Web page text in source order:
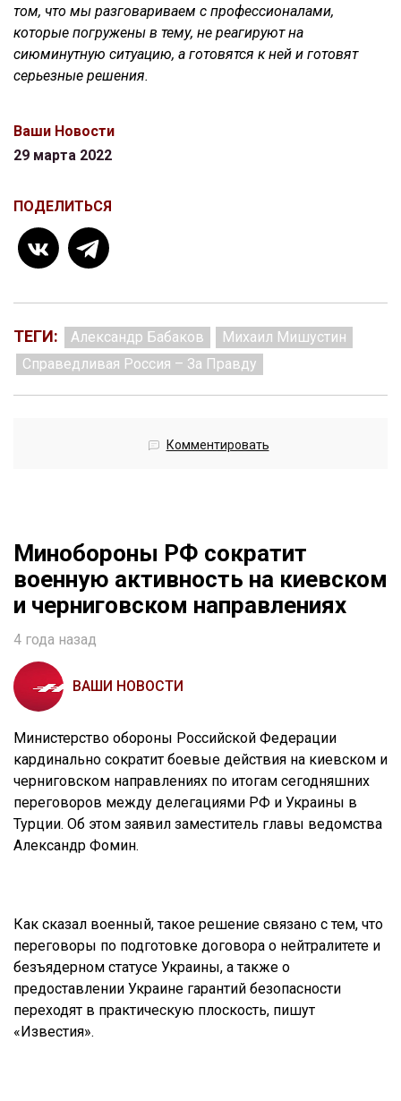
том, что мы разговариваем с профессионалами,
которые погружены в тему, не реагируют на
сиюминутную ситуацию, а готовятся к ней и готовят
серьезные решения.
Ваши Новости
29 марта 2022
ПОДЕЛИТЬСЯ
ТЕГИ: Александр Бабаков
Михаил Мишустин
Справедливая Россия – За Правду
Комментировать
Минобороны РФ сократит
военную активность на киевском
и черниговском направлениях
4 года назад
ВАШИ НОВОСТИ
Министерство обороны Российской Федерации
кардинально сократит боевые действия на киевском и
черниговском направлениях по итогам сегодняшних
переговоров между делегациями РФ и Украины в
Турции. Об этом заявил заместитель главы ведомства
Александр Фомин.
Как сказал военный, такое решение связано с тем, что
переговоры по подготовке договора о нейтралитете и
безъядерном статусе Украины, а также о
предоставлении Украине гарантий безопасности
переходят в практическую плоскость, пишут
«Известия».